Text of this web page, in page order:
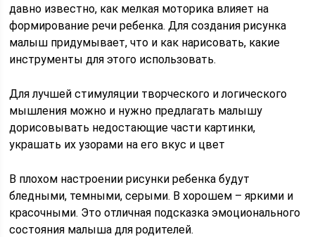
давно известно, как мелкая моторика влияет на
формирование речи ребенка. Для создания рисунка
малыш придумывает, что и как нарисовать, какие
инструменты для этого использовать.
Для лучшей стимуляции творческого и логического
мышления можно и нужно предлагать малышу
дорисовывать недостающие части картинки,
украшать их узорами на его вкус и цвет
В плохом настроении рисунки ребенка будут
бледными, темными, серыми. В хорошем – яркими и
красочными. Это отличная подсказка эмоционального
состояния малыша для родителей.